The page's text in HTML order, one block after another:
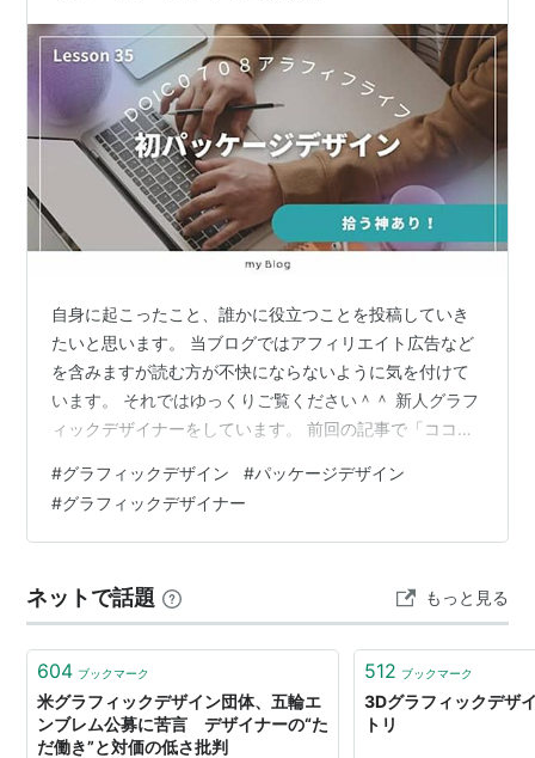
自身に起こったこと、誰かに役立つことを投稿していき
たいと思います。 当ブログではアフィリエイト広告など
を含みますが読む方が不快にならないように気を付けて
います。 それではゆっくりご覧ください＾＾ 新人グラフ
ィックデザイナーをしています。 前回の記事で「ココナ
は初キャンセルの話💦） しかし、予想通り、シルバーラ
ンクに降格でした( ；∀；) まあ仕方なし。 またゴールド
になれるように頑張ります！ doic0708.hatenablog.com
ージデザインのお仕事をいただきました。 パッケージデ
ザイ…
#グラフィックデザイン #パッケージデザイン
#グラフィックデザイナー
ネットで話題 もっと見る
604 ブックマーク
米グラフィックデザイン団体、五輪エ
ンブレム公募に苦言 デザイナーの“た
だ働き”と対価の低さ批判
512 ブックマーク
3Dグラフィックデザ
トリ